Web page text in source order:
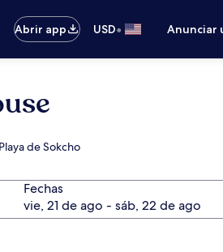
Abrir app USD• Anunciar
de Sokcho
Fechas